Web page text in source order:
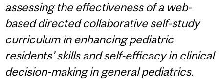
assessing the effectiveness of a web-
based directed collaborative self-study
curriculum in enhancing pediatric
residents’ skills and self-efficacy in clinical
decision-making in general pediatrics.